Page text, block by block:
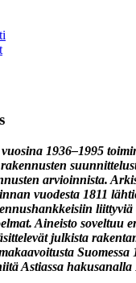
1936–1995
arvioinnista.
vuodesta 1811
Aineisto soveltuu
julkista
Suomessa
Astiassa